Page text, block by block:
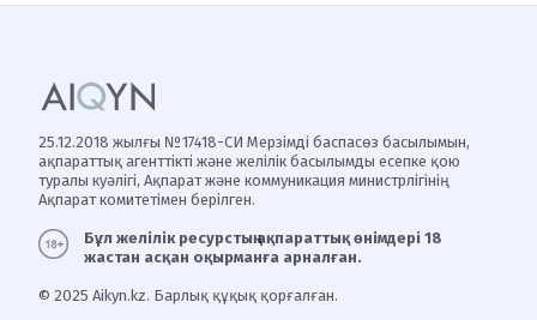
25.12.2018 жылғы №17418-СИ Мерзімді баспасөз басылымын,
ақпараттық агенттікті және желілік басылымды есепке қою
туралы куәлігі, Ақпарат және коммуникация министрлігінің
Ақпарат комитетімен берілген.
Бұл желілік ресурстың ақпараттық өнімдері 18
жастан асқан оқырманға арналған.
© 2025 Aikyn.kz. Барлық құқық қорғалған.